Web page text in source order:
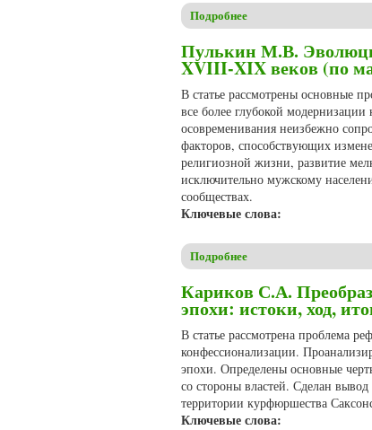
Подробнее
Пулькин М.В.
XVIII-XIX веков (по
В статье рассмотрены основные
все более глубокой модернизации
осовременивания неизбежно
факторов, способствующих
религиозной жизни, развитие
исключительно мужскому
сообществах.
Ключевые слова:
Подробнее
Кариков С.А.
эпохи: истоки, ход,
В статье рассмотрена проблема
конфессионализации.
эпохи. Определены основные
со стороны властей. Сделан
территории курфюршества
Ключевые слова: